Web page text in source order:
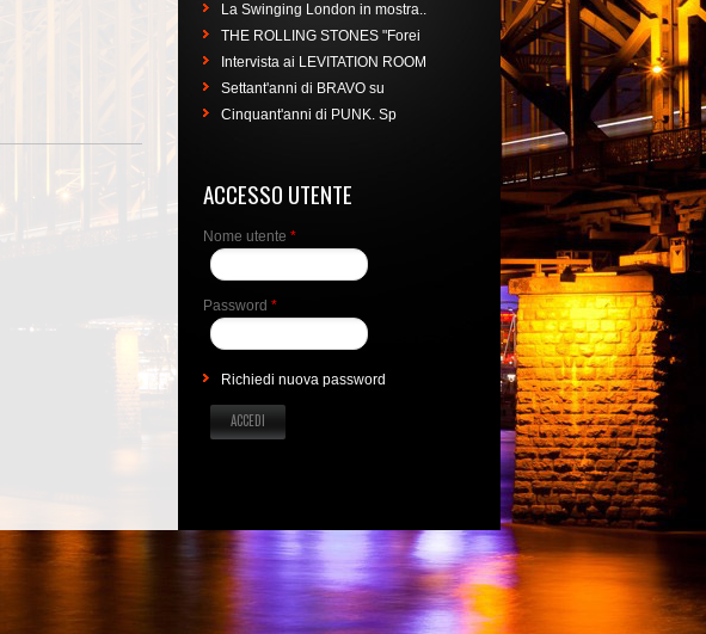
La Swinging London in mostra..
THE ROLLING STONES "Forei
Intervista ai LEVITATION ROOM
Settant'anni di BRAVO su
Cinquant'anni di PUNK. Sp
ACCESSO UTENTE
Nome utente *
Password *
Richiedi nuova password